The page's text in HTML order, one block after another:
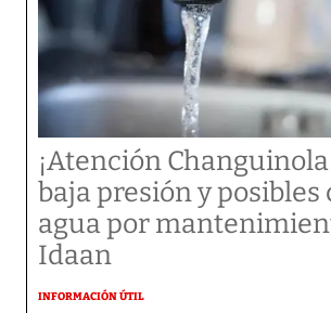
¡Atención
baja presión y posibles
agua por
Idaan
INFORMACIÓN ÚTIL